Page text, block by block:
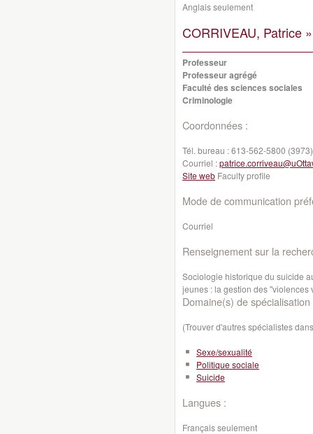
Anglais seulement
CORRIVEAU, Patrice »
Professeur
Professeur agrégé
Faculté des sciences sociales
Criminologie
Coordonnées :
Tél. bureau :613-562-5800 (3973)
Courriel :
Site web Faculty profile
Mode de communication
Courriel
Renseignement sur la
Sociologie historique du suicide
jeunes : la gestion des "violences
Domaine(s) de spécialisation
(Trouver d'autres spécialistes
Sexe/sexualité
Politique sociale
Suicide
Langues :
Français seulement